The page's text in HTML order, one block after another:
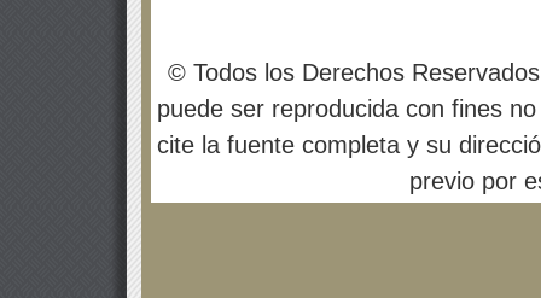
© Todos los Derechos
puede ser reproducida con fines
cite la fuente completa y su
previo por